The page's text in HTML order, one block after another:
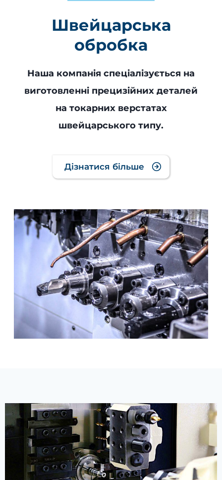
Швейцарська
обробка
Наша компанія спеціалізується на
виготовленні прецизійних деталей
на токарних верстатах
швейцарського типу.
Дізнатися більше